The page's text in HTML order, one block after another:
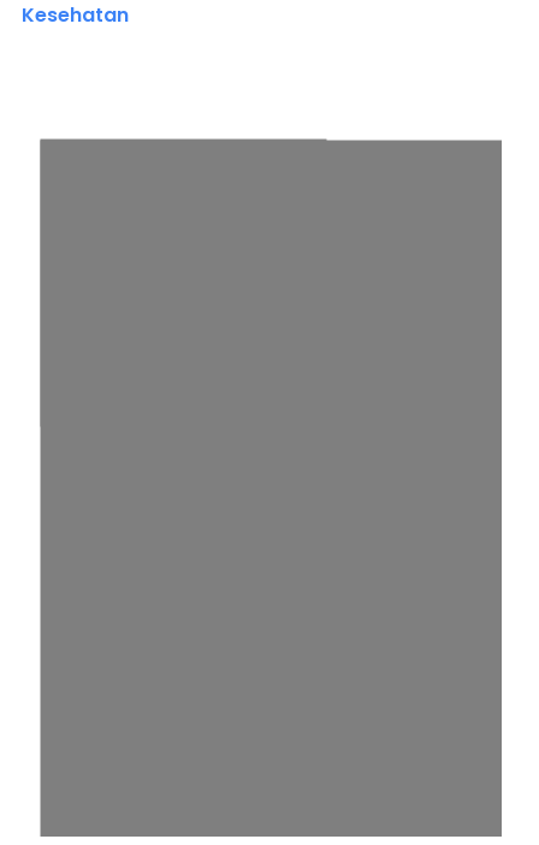
Kesehatan